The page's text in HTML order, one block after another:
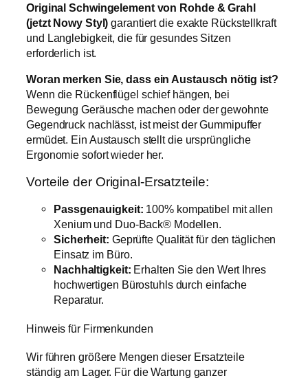
Original Schwingelement von Rohde & Grahl
(jetzt Nowy Styl) garantiert die exakte Rückstellkraft
und Langlebigkeit, die für gesundes Sitzen
erforderlich ist.
Woran merken Sie, dass ein Austausch nötig ist?
Wenn die Rückenflügel schief hängen, bei
Bewegung Geräusche machen oder der gewohnte
Gegendruck nachlässt, ist meist der Gummipuffer
ermüdet. Ein Austausch stellt die ursprüngliche
Ergonomie sofort wieder her.
Vorteile der Original-Ersatzteile:
Passgenauigkeit: 100% kompatibel mit allen
Xenium und Duo-Back® Modellen.
Sicherheit: Geprüfte Qualität für den täglichen
Einsatz im Büro.
Nachhaltigkeit: Erhalten Sie den Wert Ihres
hochwertigen Bürostuhls durch einfache
Reparatur.
Hinweis für Firmenkunden
Wir führen größere Mengen dieser Ersatzteile
ständig am Lager. Für die Wartung ganzer